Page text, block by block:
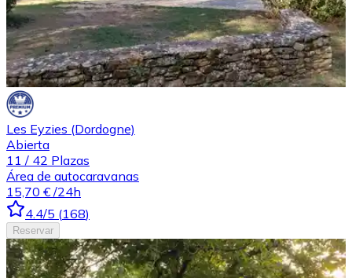
Les Eyzies (Dordogne)
Abierta
11 / 42 Plazas
Área de autocaravanas
15,70 € /24h
4.4/5 (168)
Reservar